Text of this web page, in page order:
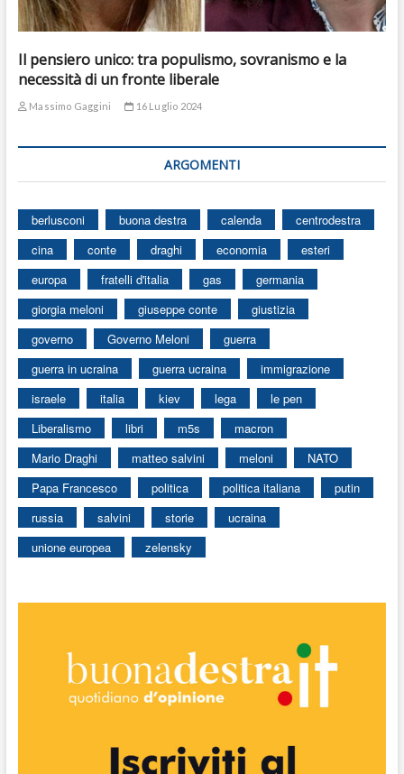
Il pensiero unico: tra populismo, sovranismo e la
necessità di un fronte liberale
Massimo Gaggini 16 Luglio 2024
ARGOMENTI
berlusconi buona destra calenda
centrodestra
cina
conte draghi economia
esteri
europa
fratelli d'italia gas
germania
giorgia meloni
giuseppe conte
giustizia
governo
Governo Meloni
guerra
guerra in ucraina
guerra ucraina
immigrazione
israele
italia kiev lega
le pen
Liberalismo
libri m5s
macron
Mario Draghi
matteo salvini meloni
NATO
Papa Francesco
politica politica italiana
putin
russia
salvini storie
ucraina
unione europea
zelensky